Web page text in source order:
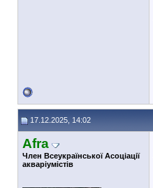
17.12.2025, 14:02
Afra
Член Всеукраїнської Асоціації
акваріумістів